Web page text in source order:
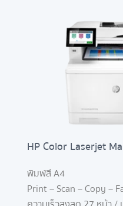
HP Color Laserjet
พิมพ์สี A4
Print – Scan – Copy –